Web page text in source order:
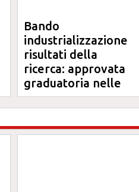
Bando
industrializzazione
risultati della
ricerca: approvata
graduatoria nelle
Marche